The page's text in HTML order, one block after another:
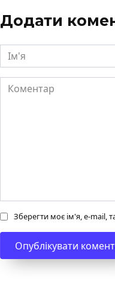
Додати
Ім'я
Коментар
Зберегти моє ім'я, e-mail,